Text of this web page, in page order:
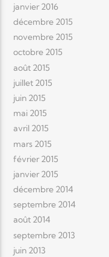
janvier 2016
décembre 2015
novembre 2015
octobre 2015
août 2015
juillet 2015
juin 2015
mai 2015
avril 2015
mars 2015
février 2015
janvier 2015
décembre 2014
septembre 2014
août 2014
septembre 2013
juin 2013